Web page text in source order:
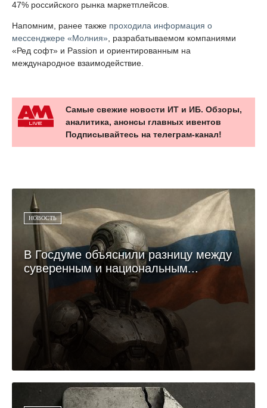
47% российского рынка маркетплейсов.
Напомним, ранее также проходила информация о
мессенджере «Молния», разрабатываемом компаниями
«Ред софт» и Passion и ориентированным на
международное взаимодействие.
Самые свежие новости ИТ и ИБ. Обзоры,
аналитика, анонсы главных ивентов
Подписывайтесь на телеграм-канал!
НОВОСТЬ
В Госдуме объяснили разницу между
суверенным и национальным...